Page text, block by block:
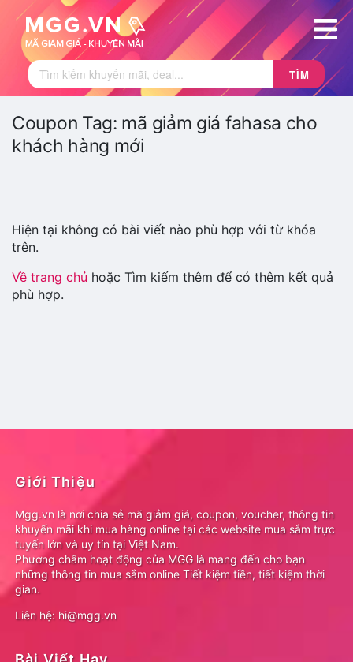
TÌM
Coupon Tag: mã giảm giá fahasa cho
khách hàng mới
Hiện tại không có bài viết nào phù hợp với từ khóa
trên.
Về trang chủ hoặc Tìm kiếm thêm để có thêm kết quả
phù hợp.
Giới Thiệu
Mgg.vn là nơi chia sẻ mã giảm giá, coupon, voucher, thông tin
khuyến mãi khi mua hàng online tại các website mua sắm trực
tuyến lớn và uy tín tại Việt Nam.
Phương châm hoạt động của MGG là mang đến cho bạn
những thông tin mua sắm online Tiết kiệm tiền, tiết kiệm thời
gian.
Liên hệ: hi@mgg.vn